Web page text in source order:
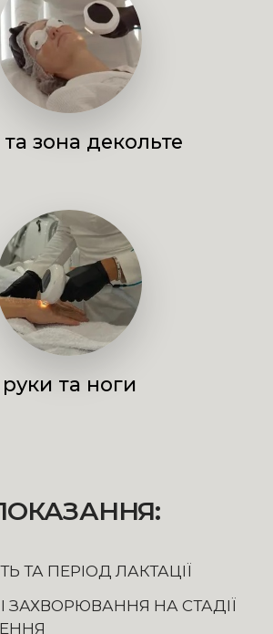
зона декольте
руки та ноги
ТА ПЕРІОД ЛАКТАЦІЇ
ЗАХВОРЮВАННЯ НА СТАДІЇ